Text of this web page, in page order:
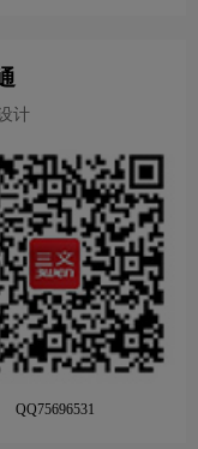
计
QQ75696531